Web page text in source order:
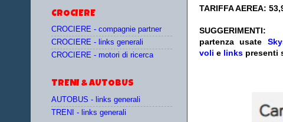
TARIFFA AEREA:
SUGGERIMENTI:
partenza usate
voli e links presenti
CROCIERE
CROCIERE - compagnie partner
CROCIERE - links generali
CROCIERE - motori di ricerca
TRENI & AUTOBUS
AUTOBUS - links generali
TRENI - links generali